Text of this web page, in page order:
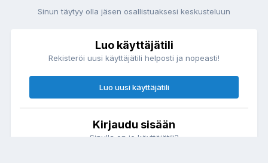
Sinun täytyy olla jäsen osallistuaksesi keskusteluun
Luo käyttäjätili
Rekisteröi uusi käyttäjätili helposti ja nopeasti!
Luo uusi käyttäjätili
Kirjaudu sisään
Sinulla on jo käyttäjätili?